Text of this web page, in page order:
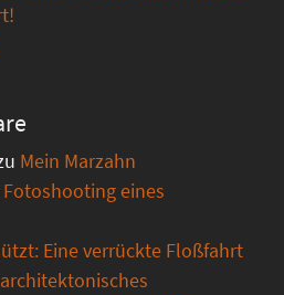
Mein Marzahn
Fotoshooting eines
Eine verrückte Floßfahrt
architektonisches